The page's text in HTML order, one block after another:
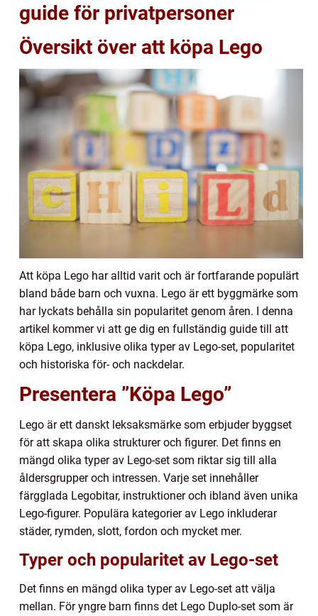
guide för privatpersoner
Översikt över att köpa Lego
Att köpa Lego har alltid varit och är fortfarande populärt
bland både barn och vuxna. Lego är ett byggmärke som
har lyckats behålla sin popularitet genom åren. I denna
artikel kommer vi att ge dig en fullständig guide till att
köpa Lego, inklusive olika typer av Lego-set, popularitet
och historiska för- och nackdelar.
Presentera ”Köpa Lego”
Lego är ett danskt leksaksmärke som erbjuder byggset
för att skapa olika strukturer och figurer. Det finns en
mängd olika typer av Lego-set som riktar sig till alla
åldersgrupper och intressen. Varje set innehåller
färgglada Legobitar, instruktioner och ibland även unika
Lego-figurer. Populära kategorier av Lego inkluderar
städer, rymden, slott, fordon och mycket mer.
Typer och popularitet av Lego-set
Det finns en mängd olika typer av Lego-set att välja
mellan. För yngre barn finns det Lego Duplo-set som är